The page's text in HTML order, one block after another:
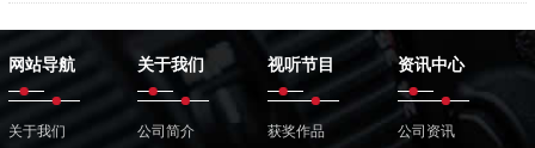
网站导航
关于我们
关于我们
公司简介
视听节目
获奖作品
资讯中心
公司资讯